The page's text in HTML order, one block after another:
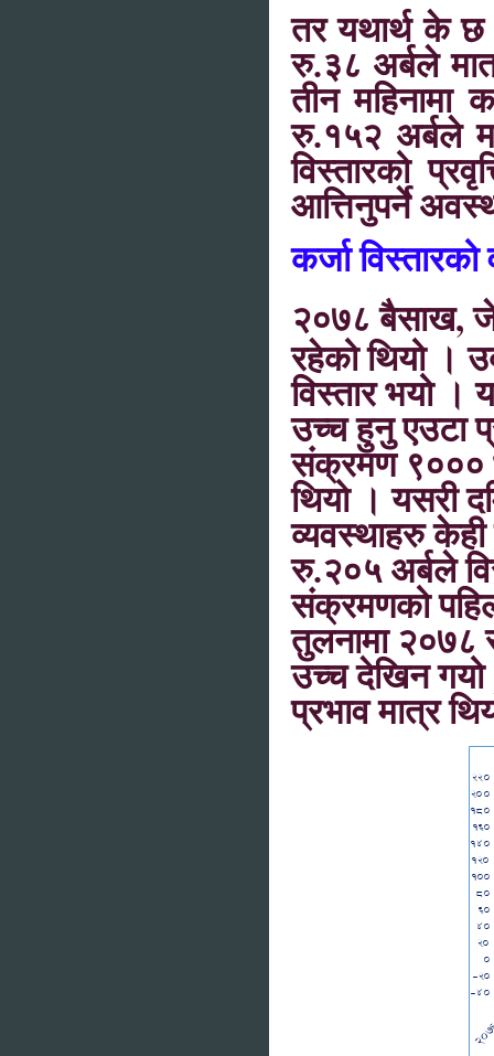
तर यथार्थ के छ
रु.३८ अर्बले
तीन महिनामा
रु.१५२ अर्बले
विस्तारको
आत्तिनुपर्ने
कर्जा
२०७८ बैसाख,
रहेको थियो ।
विस्तार भयो ।
उच्च हुनु एउटा
संक्रमण ९०००
थियो । यसरी
व्यवस्थाहरु
रु.२०५ अर्बले
संक्रमणको
तुलनामा २०७८
उच्च देखिन गयो
प्रभाव मात्र